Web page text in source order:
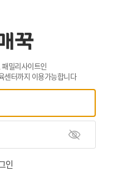
밀리사이트인
센터까지 이용가능합니다
인